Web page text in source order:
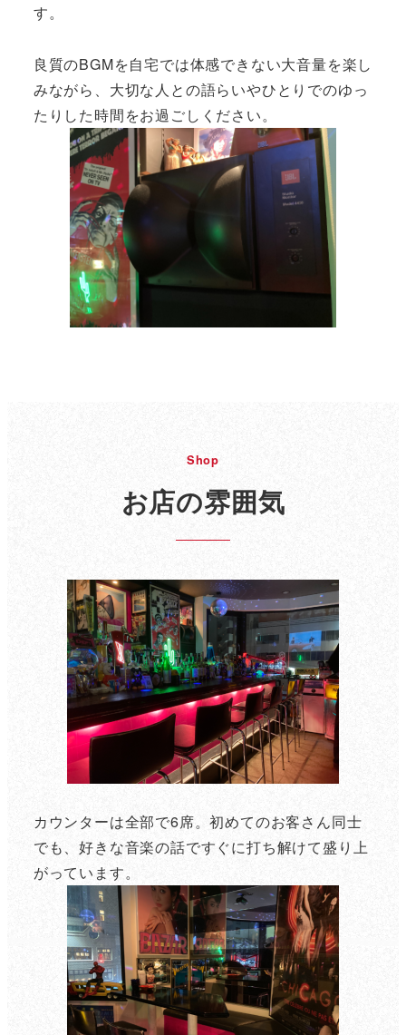
す。
良質のBGMを自宅では体感できない大音量を楽し
みながら、大切な人との語らいやひとりでのゆっ
たりした時間をお過ごしください。
Shop
お店の雰囲気
カウンターは全部で6席。初めてのお客さん同士
でも、好きな音楽の話ですぐに打ち解けて盛り上
がっています。